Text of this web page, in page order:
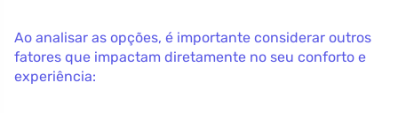
Ao analisar as opções, é importante considerar outros
fatores que impactam diretamente no seu conforto e
experiência: